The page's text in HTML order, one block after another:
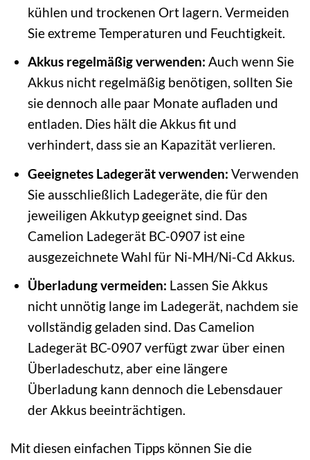
kühlen und trockenen Ort lagern. Vermeiden
Sie extreme Temperaturen und Feuchtigkeit.
Akkus regelmäßig verwenden: Auch wenn Sie
Akkus nicht regelmäßig benötigen, sollten Sie
sie dennoch alle paar Monate aufladen und
entladen. Dies hält die Akkus fit und
verhindert, dass sie an Kapazität verlieren.
Geeignetes Ladegerät verwenden: Verwenden
Sie ausschließlich Ladegeräte, die für den
jeweiligen Akkutyp geeignet sind. Das
Camelion Ladegerät BC-0907 ist eine
ausgezeichnete Wahl für Ni-MH/Ni-Cd Akkus.
Überladung vermeiden: Lassen Sie Akkus
nicht unnötig lange im Ladegerät, nachdem sie
vollständig geladen sind. Das Camelion
Ladegerät BC-0907 verfügt zwar über einen
Überladeschutz, aber eine längere
Überladung kann dennoch die Lebensdauer
der Akkus beeinträchtigen.
Mit diesen einfachen Tipps können Sie die